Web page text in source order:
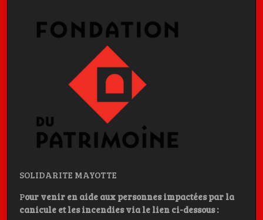
SOLIDARITE MAYOTTE
Pour venir en aide aux personnes impactées par la
canicule et les incendies via le lien ci-dessous :